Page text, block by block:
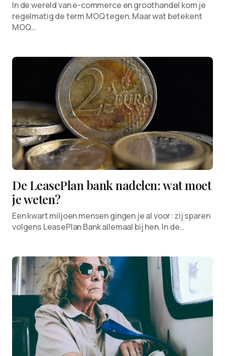
In de wereld van e-commerce en groothandel kom je
regelmatig de term MOQ tegen. Maar wat betekent
MOQ…
De LeasePlan bank nadelen: wat moet
je weten?
Een kwart miljoen mensen gingen je al voor: zij sparen
volgens LeasePlan Bank allemaal bij hen. In de…